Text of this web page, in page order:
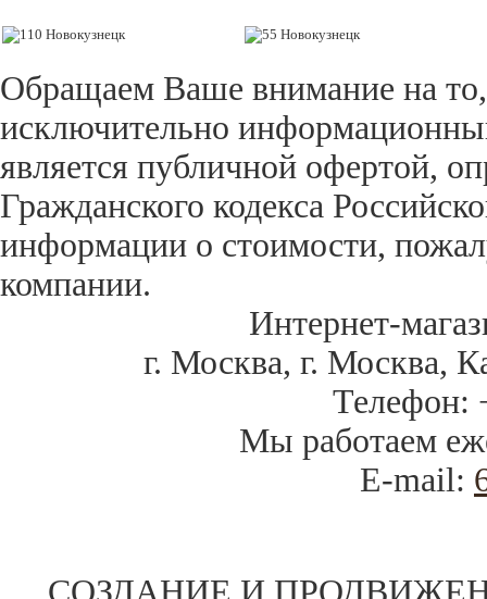
Обращаем Ваше внимание на
исключительно
является публичной офертой,
Гражданского кодекса
информации о стоимости,
компании.
Интернет-
г. Москва,г. Москва,
Телефон:
Мы работаем
E-mail: